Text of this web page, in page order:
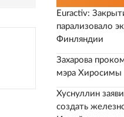
Euractiv:
парализовало
Финляндии
Захарова
мэра Хиросимы
Хуснуллин
создать